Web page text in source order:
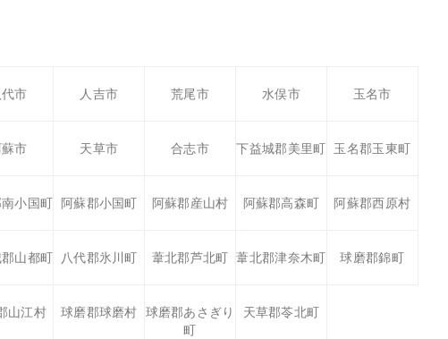
代市 人吉市 荒尾市 水俣市 玉名市
蘇市 天草市 合志市 下益城郡美里町 玉名郡玉東町
小国町 阿蘇郡小国町 阿蘇郡産山村 阿蘇郡高森町 阿蘇郡西原村
山都町 八代郡氷川町 葦北郡芦北町 葦北郡津奈木町 球磨郡錦町
山江村 球磨郡球磨村
球磨郡あさぎり
町
天草郡苓北町